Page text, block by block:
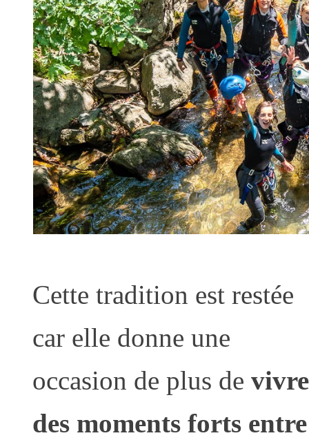
Cette tradition est restée
car elle donne une
occasion de plus de vivre
des moments forts entre